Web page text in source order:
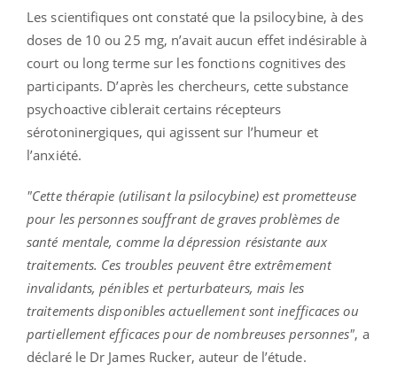
Les scientifiques ont constaté que la psilocybine, à des
doses de 10 ou 25 mg, n’avait aucun effet indésirable à
court ou long terme sur les fonctions cognitives des
participants. D’après les chercheurs, cette substance
psychoactive ciblerait certains récepteurs
sérotoninergiques, qui agissent sur l’humeur et
l’anxiété.
"Cette thérapie (utilisant la psilocybine) est prometteuse
pour les personnes souffrant de graves problèmes de
santé mentale, comme la dépression résistante aux
traitements. Ces troubles peuvent être extrêmement
invalidants, pénibles et perturbateurs, mais les
traitements disponibles actuellement sont inefficaces ou
partiellement efficaces pour de nombreuses personnes", a
déclaré le Dr James Rucker, auteur de l’étude.